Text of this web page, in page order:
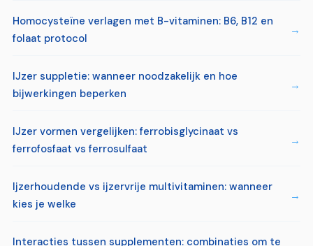
Homocysteïne verlagen met B-vitaminen: B6, B12 en
folaat protocol
IJzer suppletie: wanneer noodzakelijk en hoe
bijwerkingen beperken
IJzer vormen vergelijken: ferrobisglycinaat vs
ferrofosfaat vs ferrosulfaat
Ijzerhoudende vs ijzervrije multivitaminen: wanneer
kies je welke
Interacties tussen supplementen: combinaties om te